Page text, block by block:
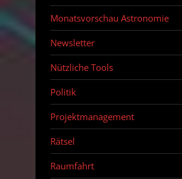
Monatsvorschau Astronomie
Newsletter
Nützliche Tools
Politik
Projektmanagement
Rätsel
Raumfahrt